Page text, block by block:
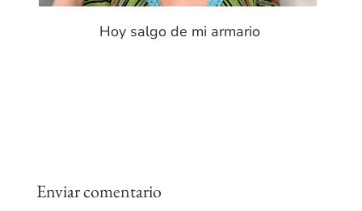
Hoy salgo de mi armario
Enviar comentario